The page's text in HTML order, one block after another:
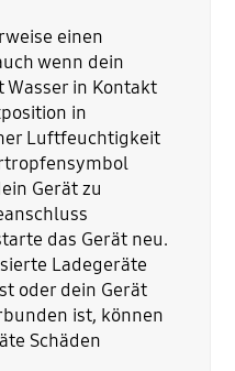
einen
wenn dein
in Kontakt
in
Luftfeuchtigkeit
Gerät zu
das Gerät neu.
Ladegeräte
oder dein Gerät
ist, können
Schäden